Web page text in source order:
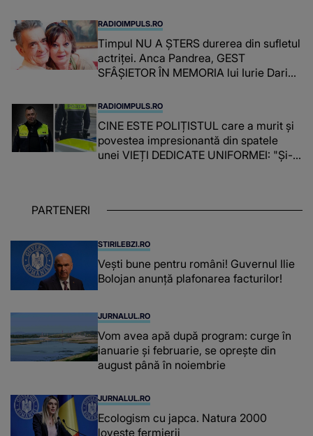
RADIOIMPULS.RO
Timpul NU A ȘTERS durerea din sufletul
actriței. Anca Pandrea, GEST
SFÂȘIETOR ÎN MEMORIA lui Iurie Darie:
timpul parcă..."
RADIOIMPULS.RO
CINE ESTE POLIȚISTUL care a murit și
povestea impresionantă din spatele
unei VIEȚI DEDICATE UNIFORMEI: "Și-a
PARTENERI
STIRILEBZI.RO
Vești bune pentru români! Guvernul Ilie
Bolojan anunță plafonarea facturilor!
JURNALUL.RO
Vom avea apă după program: curge în
ianuarie și februarie, se oprește din
august până în noiembrie
JURNALUL.RO
Ecologism cu japca. Natura 2000
lovește fermierii